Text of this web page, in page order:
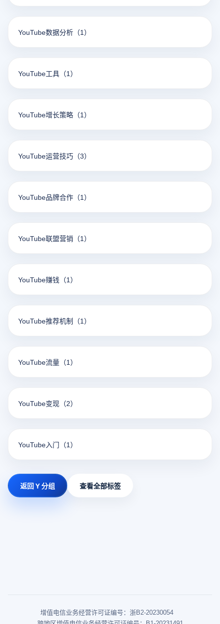
YouTube数据分析 （1）
YouTube工具 （1）
YouTube增长策略 （1）
YouTube运营技巧 （3）
YouTube品牌合作 （1）
YouTube联盟营销 （1）
YouTube赚钱 （1）
YouTube推荐机制 （1）
YouTube流量 （1）
YouTube变现 （2）
YouTube入门 （1）
返回 Y 分组 查看全部标签
增值电信业务经营许可证编号：浙B2-20230054